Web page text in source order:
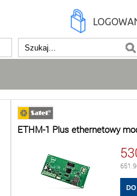
ETHM-1 Plus ethernetowy